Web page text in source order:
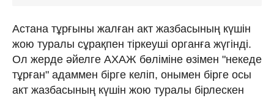
Астана тұрғыны жалған акт жазбасының күшін
жою туралы сұрақпен тіркеуші органға жүгінді.
Ол жерде әйелге АХАЖ бөліміне өзімен "некеде
тұрған" адаммен бірге келіп, онымен бірге осы
акт жазбасының күшін жою туралы бірлескен